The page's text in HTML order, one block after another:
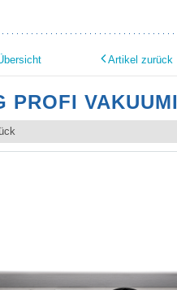
Artikel zurück
PROFI